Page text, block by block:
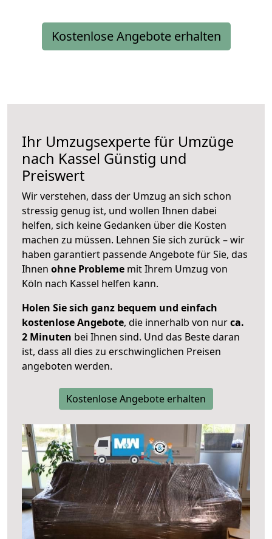
Kostenlose Angebote erhalten
Ihr Umzugsexperte für Umzüge
nach Kassel Günstig und
Preiswert
Wir verstehen, dass der Umzug an sich schon
stressig genug ist, und wollen Ihnen dabei
helfen, sich keine Gedanken über die Kosten
machen zu müssen. Lehnen Sie sich zurück – wir
haben garantiert passende Angebote für Sie, das
Ihnen ohne Probleme mit Ihrem Umzug von
Köln nach Kassel helfen kann.
Holen Sie sich ganz bequem und einfach
kostenlose Angebote, die innerhalb von nurca.
2 Minuten bei Ihnen sind. Und das Beste daran
ist, dass all dies zu erschwinglichen Preisen
angeboten werden.
Kostenlose Angebote erhalten